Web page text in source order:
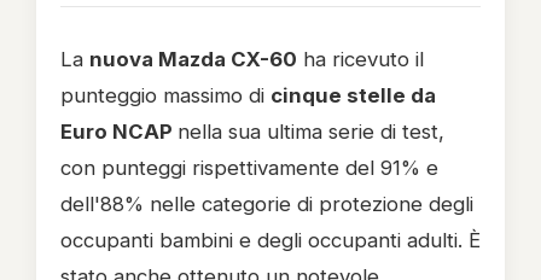
La nuova Mazda CX-60 ha ricevuto il
punteggio massimo di cinque stelle da
Euro NCAP nella sua ultima serie di test,
con punteggi rispettivamente del 91% e
dell'88% nelle categorie di protezione degli
occupanti bambini e degli occupanti adulti. È